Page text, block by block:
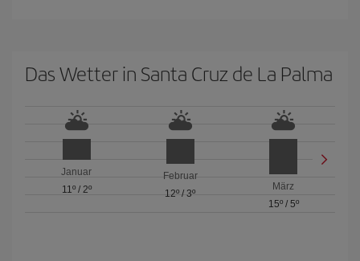
Das Wetter in Santa Cruz de La Palma
Januar
11º/ 2º
Februar
12º / 3º
März
15º/ 5º